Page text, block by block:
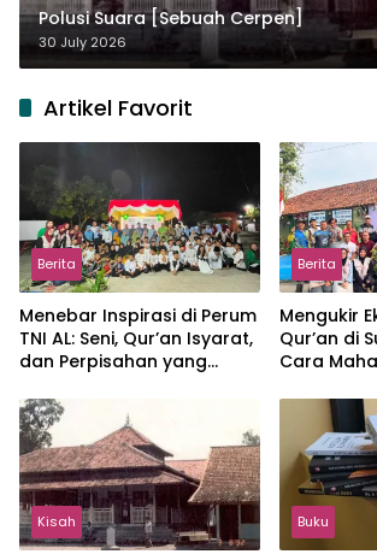
Polusi Suara [Sebuah Cerpen]
30 July 2026
Artikel Favorit
Berita
Menebar Inspirasi di Perum
TNI AL: Seni, Qur’an Isyarat,
dan Perpisahan yang
Berita
Mengukir
Qur’an di
Cara
Jonggol
Kisah Buku